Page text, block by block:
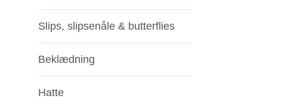
Slips, slipsenåle & butterflies
Beklædning
Hatte